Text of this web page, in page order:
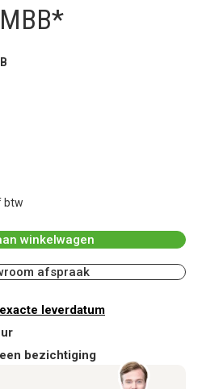
btw
winkelwagen
afspraak
leverdatum
bezichtiging